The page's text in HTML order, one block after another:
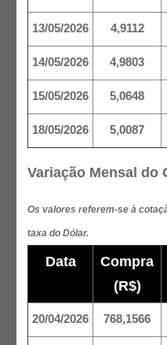
13/05/2026 4,9112
14/05/2026 4,9803
15/05/2026 5,0648
18/05/2026 5,0087
Variação Mensal do
Os valores referem-se à
taxa do Dólar.
Data
Compra
(R$)
20/04/2026 768,1566